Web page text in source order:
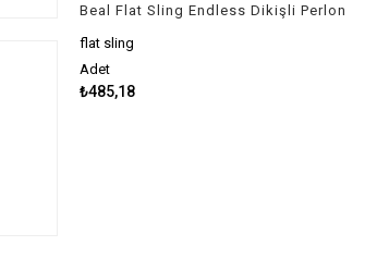
Beal Flat Sling Endless Dikişli Perlon
flat sling
Adet
₺485,18